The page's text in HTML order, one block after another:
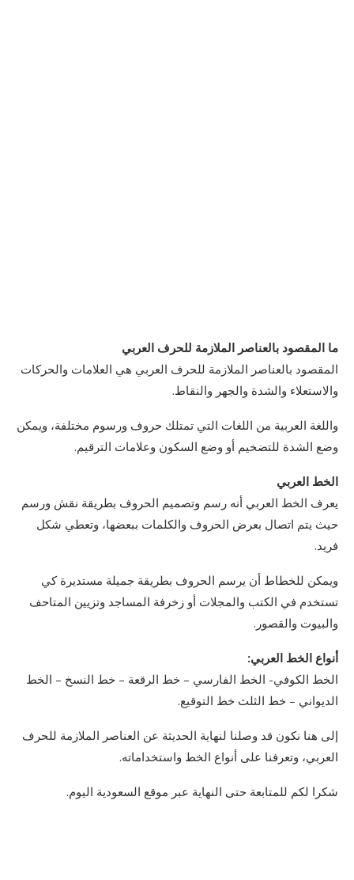
ما المقصود بالعناصر الملازمة للحرف العربي
المقصود بالعناصر الملازمة للحرف العربي هي العلامات والحركات
والاستعلاء والشدة والجهر والنقاط.
واللغة العربية من اللغات التي تمتلك حروف ورسوم مختلفة، ويمكن
وضع الشدة للتضخيم أو وضع السكون وعلامات الترقيم.
الخط العربي
يعرف الخط العربي أنه رسم وتصميم الحروف بطريقة نقش ورسم
حيث يتم اتصال بعرض الحروف والكلمات ببعضها، وتعطي شكل
فريد.
ويمكن للخطاط أن يرسم الحروف بطريقة جميلة مستديرة كي
تستخدم في الكتب والمجلات أو زخرفة المساجد وتزيين المتاحف
والبيوت والقصور.
أنواع الخط العربي:
الخط الكوفي- الخط الفارسي – خط الرقعة – خط النسخ – الخط
الديواني – خط الثلث خط التوقيع.
إلى هنا نكون قد وصلنا لنهاية الحديثة عن العناصر الملازمة للحرف
العربي، وتعرفنا على أنواع الخط واستخداماته.
شكرا لكم للمتابعة حتى النهاية عبر موقع السعودية اليوم.